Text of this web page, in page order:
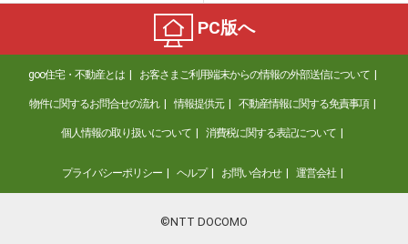
PC版へ
goo住宅・不動産とは お客さまご利用端末からの情報の外部送信について
物件に関するお問合せの流れ 情報提供元 不動産情報に関する免責事項
個人情報の取り扱いについて 消費税に関する表記について
プライバシーポリシー ヘルプ お問い合わせ 運営会社
©NTT DOCOMO